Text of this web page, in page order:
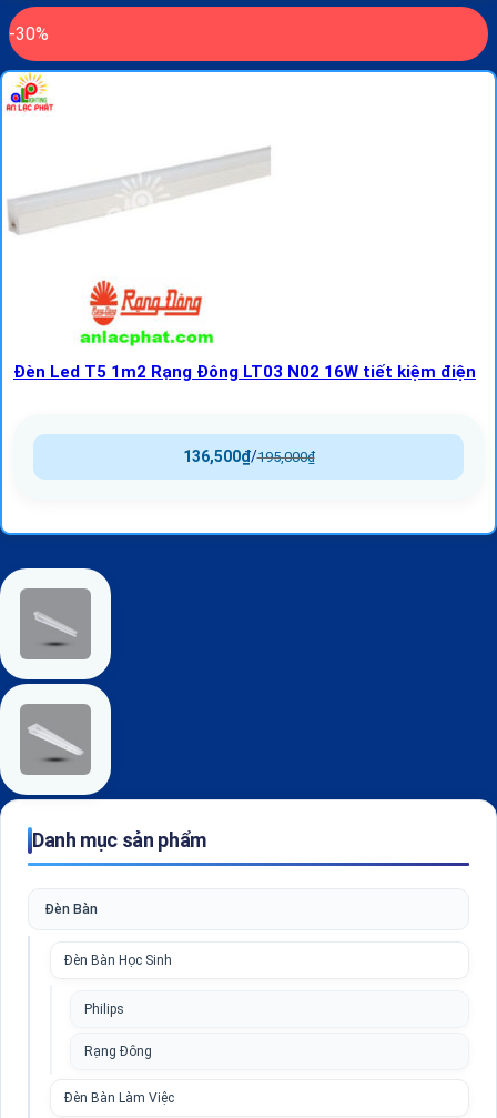
-30%
Đèn Led T5 1m2 Rạng Đông LT03 N02 16W tiết kiệm điện
195,000₫
/
136,500₫
Danh mục sản phẩm
Đèn Bàn
Đèn Bàn Học Sinh
Philips
Rạng Đông
Đèn Bàn Làm Việc